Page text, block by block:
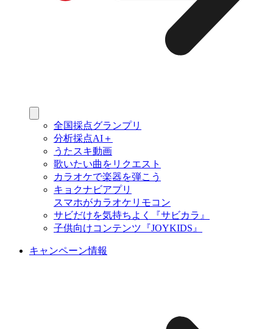
全国採点グランプリ
分析採点AI＋
うたスキ動画
歌いたい曲をリクエスト
カラオケで楽器を弾こう
キョクナビアプリ
スマホがカラオケリモコン
サビだけを気持ちよく『サビカラ』
子供向けコンテンツ『JOYKIDS』
キャンペーン情報